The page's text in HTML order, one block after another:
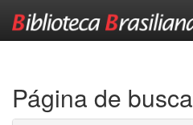
Página de busca